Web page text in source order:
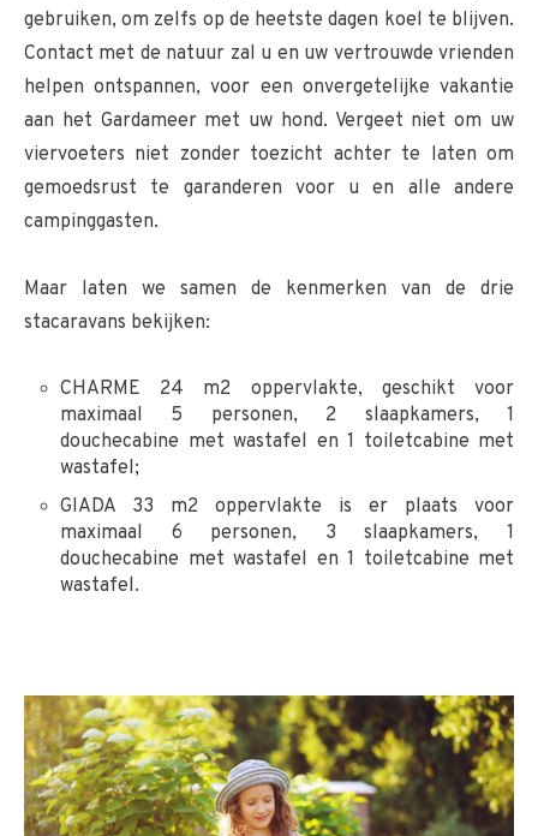
gebruiken, om zelfs op de heetste dagen koel te blijven.
Contact met de natuur zal u en uw vertrouwde vrienden
helpen ontspannen, voor een onvergetelijke vakantie
aan het Gardameer met uw hond. Vergeet niet om uw
viervoeters niet zonder toezicht achter te laten om
gemoedsrust te garanderen voor u en alle andere
campinggasten.
Maar laten we samen de kenmerken van de drie
stacaravans bekijken:
CHARME 24 m2 oppervlakte, geschikt voor
maximaal 5 personen, 2 slaapkamers, 1
douchecabine met wastafel en 1 toiletcabine met
wastafel;
GIADA 33 m2 oppervlakte is er plaats voor
maximaal 6 personen, 3 slaapkamers, 1
douchecabine met wastafel en 1 toiletcabine met
wastafel.